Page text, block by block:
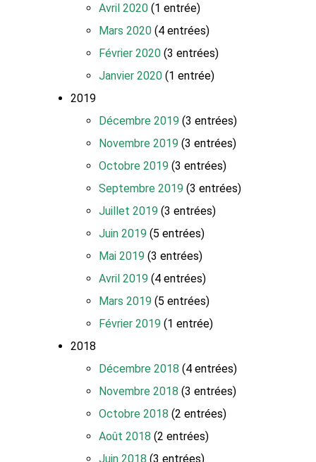
Avril 2020 (1 entrée)
Mars 2020 (4 entrées)
Février 2020 (3 entrées)
Janvier 2020 (1 entrée)
2019
Décembre 2019 (3 entrées)
Novembre 2019 (3 entrées)
Octobre 2019 (3 entrées)
Septembre 2019 (3 entrées)
Juillet 2019 (3 entrées)
Juin 2019 (5 entrées)
Mai 2019 (3 entrées)
Avril 2019 (4 entrées)
Mars 2019 (5 entrées)
Février 2019 (1 entrée)
2018
Décembre 2018 (4 entrées)
Novembre 2018 (3 entrées)
Octobre 2018 (2 entrées)
Août 2018 (2 entrées)
Juin 2018 (3 entrées)